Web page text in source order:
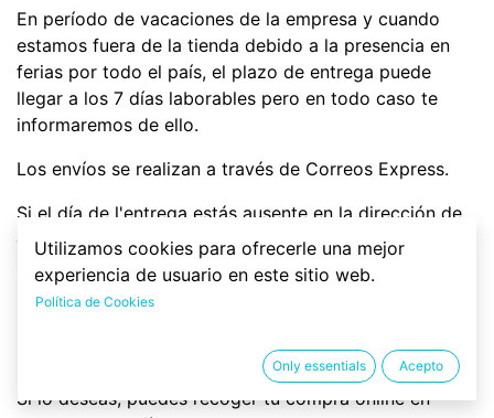
En período de vacaciones de la empresa y cuando
estamos fuera de la tienda debido a la presencia en
ferias por todo el país, el plazo de entrega puede
llegar a los 7 días laborables pero en todo caso te
informaremos de ello.
Los envíos se realizan a través de Correos Express.
Si el día de l'entrega estás ausente en la dirección de
entrega el transportista te llamará para concretar una
segunda entrega.
Si lo deseas, puedes recoger tu compra online en
Utilizamos cookies para ofrecerle una mejor
experiencia de usuario en este sitio web.
Política de Cookies
Only essentials Acepto